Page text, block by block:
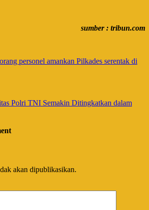
sumber : tribun.com
personel amankan Pilkades serentak di
Polri TNI Semakin Ditingkatkan dalam
akan dipublikasikan.